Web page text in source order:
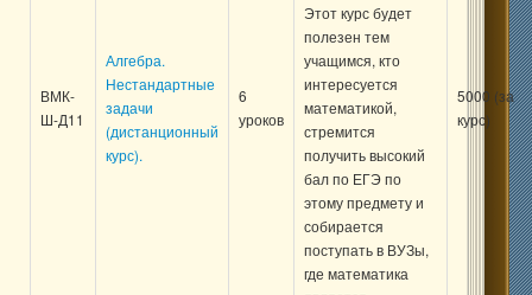
ВМК-
Ш-Д11
Алгебра.
Нестандартные
задачи
(дистанционный
курс).
6
уроков
Этот курс будет
полезен тем
учащимся, кто
интересуется
математикой,
стремится
получить высокий
бал по ЕГЭ по
этому предмету и
собирается
поступать в ВУЗы,
где математика
5000 (за
курс)